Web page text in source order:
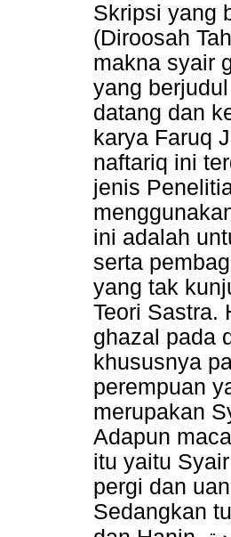
Skripsi yang
(Diroosah
makna syair
yang
datang dan
karya Faruq
naftariq ini
jenis
ini adalah
serta
yang tak
Teori Sastra.
ghazal pada
khususnya
perempuan
merupakan
Adapun
itu yaitu
pergi dan
Sedangkan